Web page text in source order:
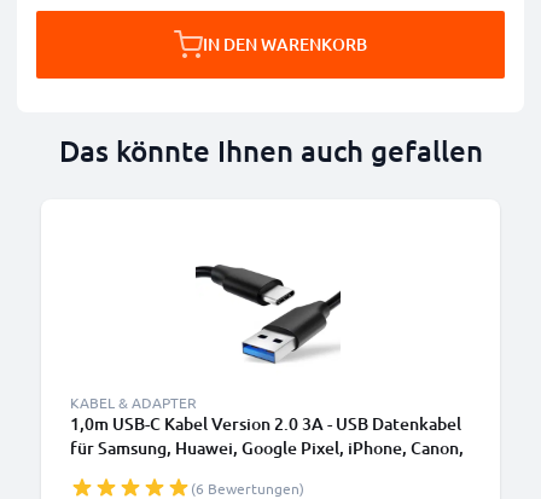
IN DEN WARENKORB
Das könnte Ihnen auch gefallen
KABEL & ADAPTER
1,0m USB-C Kabel Version 2.0 3A - USB Datenkabel
für Samsung, Huawei, Google Pixel, iPhone, Canon,
(6 Bewertungen)